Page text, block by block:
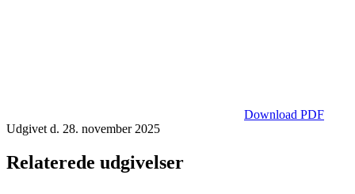
Download PDF
Udgivet d. 28. november 2025
Relaterede udgivelser